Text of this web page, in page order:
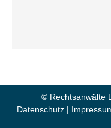
© Rechtsanwälte
Datenschutz|